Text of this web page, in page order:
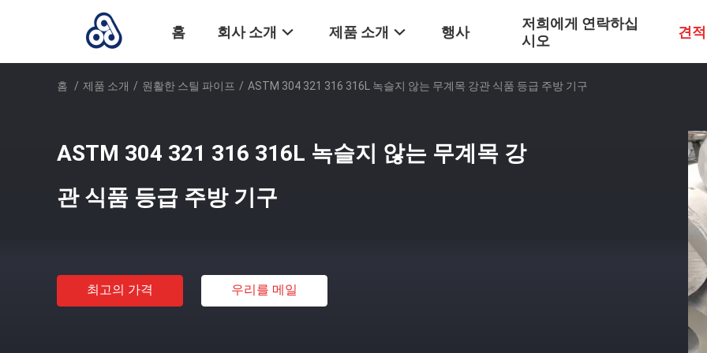
홈 회사 소개 제품 소개 행사
저희에게 연락하십
시오
견
홈 / 제품 소개 / 원활한 스틸 파이프 / ASTM 304 321 316 316L 녹슬지 않는 무계목 강관 식품 등급 주방 기구
ASTM 304 321 316 316L 녹슬지 않는 무계목 강
관 식품 등급 주방 기구
최고의 가격 우리를 메일